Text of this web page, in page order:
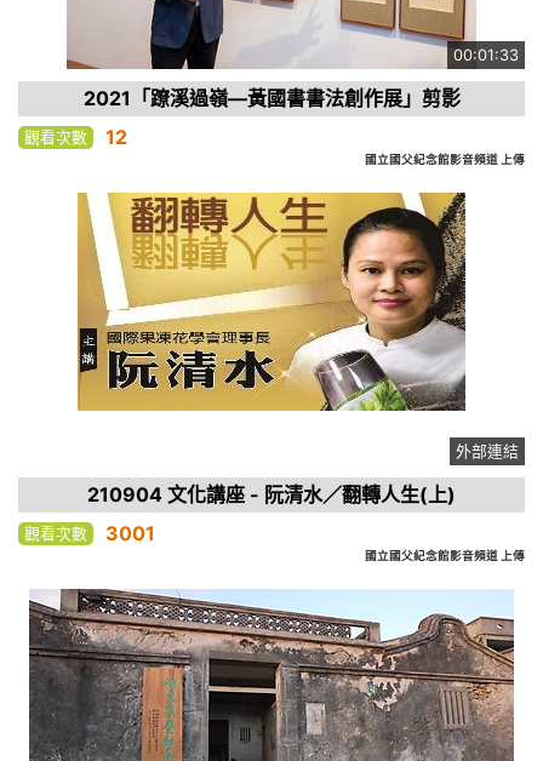
00:01:33
2021「蹽溪過嶺—黃國書書法創作展」剪影
觀看次數 12
國立國父紀念館影音頻道 上傳
外部連結
210904 文化講座 - 阮清水／翻轉人生(上)
觀看次數 3001
國立國父紀念館影音頻道 上傳